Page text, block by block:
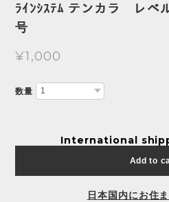
ﾗｲﾝｼｽﾃﾑ テンカラ レ
号
¥1,000
数量
International
Add to
日本国内にお住